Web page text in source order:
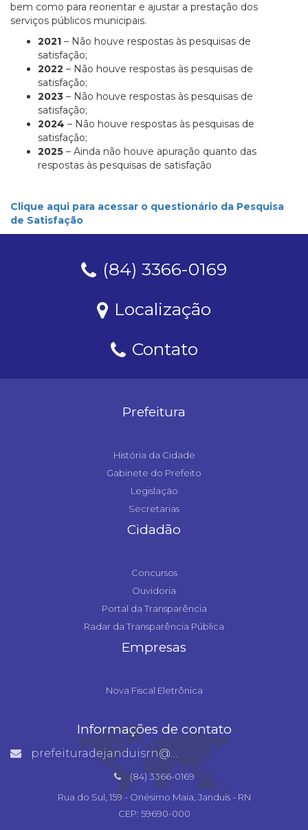
bem como para reorientar e ajustar a prestação dos
serviços públicos municipais.
2021 – Não houve respostas às pesquisas de
satisfação;
2022 – Não houve respostas às pesquisas de
satisfação;
2023 – Não houve respostas às pesquisas de
satisfação;
2024 – Não houve respostas às pesquisas de
satisfação;
2025 – Ainda não houve apuração quanto das
respostas às pesquisas de satisfação
Clique aqui para acessar o questionário da Pesquisa
de Satisfação
(84) 3366-0169
Localização
Contato
Prefeitura
História da Cidade
Gabinete do Prefeito
Legislação
Secretarias
Cidadão
Concursos
Ouvidoria
Portal da Transparência
Radar da Transparência Pública
Empresas
Nova Fiscal Eletrônica
Informações de contato
prefeituradejanduisrn@gmail.com
(84) 3366-0169
Rua do Sul, 159 - Onésimo Maia, Janduís - RN
CEP: 59690-000